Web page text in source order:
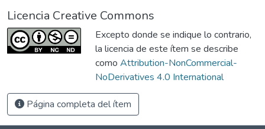
Licencia Creative Commons
Excepto donde se indique lo contrario,
la licencia de este ítem se describe
como Attribution-NonCommercial-
NoDerivatives 4.0 International
Página completa del ítem